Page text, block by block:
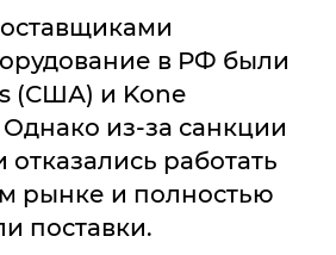
в РФ были
(США) и Kone
из-за санкции
работать
рынке и полностью
поставки.